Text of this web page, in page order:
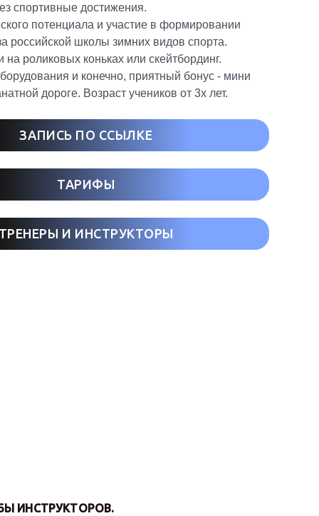
спортивные достижения.
потенциала и участие в формировании
российской школы зимних видов спорта.
на роликовых коньках или скейтбординг.
и конечно, приятный бонус - мини
дороге. Возраст учеников от 3х лет.
ЗАПИСЬ ПО ССЫЛКЕ
ТАРИФЫ
ТРЕНЕРЫ И ИНСТРУКТОРЫ
ИНСТРУКТОРОВ.